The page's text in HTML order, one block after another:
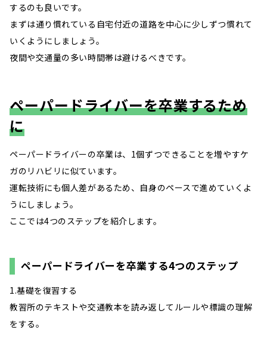
するのも良いです。
まずは通り慣れている自宅付近の道路を中心に少しずつ慣れて
いくようにしましょう。
夜間や交通量の多い時間帯は避けるべきです。
ペーパードライバーを卒業するため
に
ペーパードライバーの卒業は、1個ずつできることを増やすケ
ガのリハビリに似ています。
運転技術にも個人差があるため、自身のペースで進めていくよ
うにしましょう。
ここでは4つのステップを紹介します。
ペーパードライバーを卒業する4つのステップ
1.基礎を復習する
教習所のテキストや交通教本を読み返してルールや標識の理解
をする。